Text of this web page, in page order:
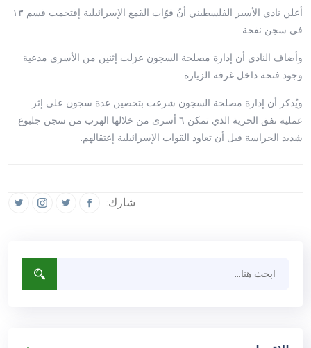
أعلن نادي الأسير الفلسطيني أنّ قوّات القمع الإسرائيلية إقتحمت قسم ١٣
في سجن نفحة.
وأضاف النادي أن إدارة مصلحة السجون عزلت إثنين من الأسرى مدعية
وجود فتحة داخل غرفة الزيارة.
ويُذكر أن إدارة مصلحة السجون شرعت بتحصين عدة سجون على إثر
عملية نفق الحرية الذي تمكن ٦ أسرى من خلالها الهرب من سجن جلبوع
شديد الحراسة قبل أن تعاود القوات الإسرائيلية إعتقالهم.
شارك: